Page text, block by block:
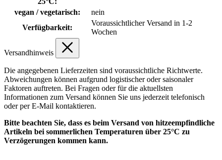
vegan / vegetarisch:
nein
Verfügbarkeit:
Voraussichtlicher Versand in 1-2
Wochen
Versandhinweis
Die angegebenen Lieferzeiten sind voraussichtliche Richtwerte.
Abweichungen können aufgrund logistischer oder saisonaler
Faktoren auftreten. Bei Fragen oder für die aktuellsten
Informationen zum Versand können Sie uns jederzeit telefonisch
oder per E-Mail kontaktieren.
Bitte beachten Sie, dass es beim Versand von hitzeempfindliche
Artikeln bei sommerlichen Temperaturen über 25°C zu
Verzögerungen kommen kann.